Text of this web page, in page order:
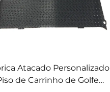
Atacado Personalizado
de Carrinho de Golfe